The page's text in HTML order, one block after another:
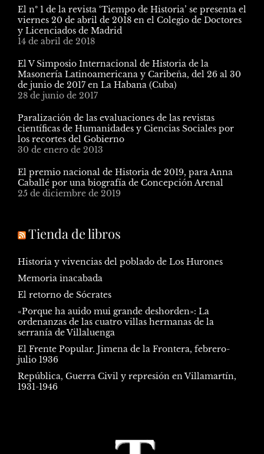
El nº 1 de la revista ‘Tiempo de Historia’ se presenta el
viernes 20 de abril de 2018 en el Colegio de Doctores
y Licenciados de Madrid
14 de abril de 2018
El V Simposio Internacional de Historia de la
Masonería Latinoamericana y Caribeña, del 26 al 30
de junio de 2017 en La Habana (Cuba)
28 de junio de 2017
Paralización de las evaluaciones de las revistas
científicas de Humanidades y Ciencias Sociales por
los recortes del Gobierno
30 de enero de 2013
El premio nacional de Historia de 2019, para Anna
Caballé por una biografía de Concepción Arenal
25 de diciembre de 2019
Tienda de libros
Historia y vivencias del poblado de Los Hurones
Memoria inacabada
El retorno de Sócrates
«Porque ha auido mui grande deshorden»: La
ordenanzas de las cuatro villas hermanas de la
serranía de Villaluenga
El Frente Popular. Jimena de la Frontera, febrero-
julio 1936
República, Guerra Civil y represión en Villamartín,
1931-1946